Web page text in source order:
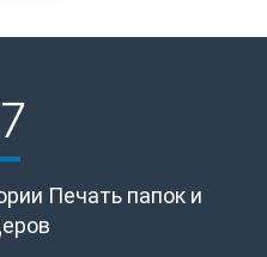
Печать папок и